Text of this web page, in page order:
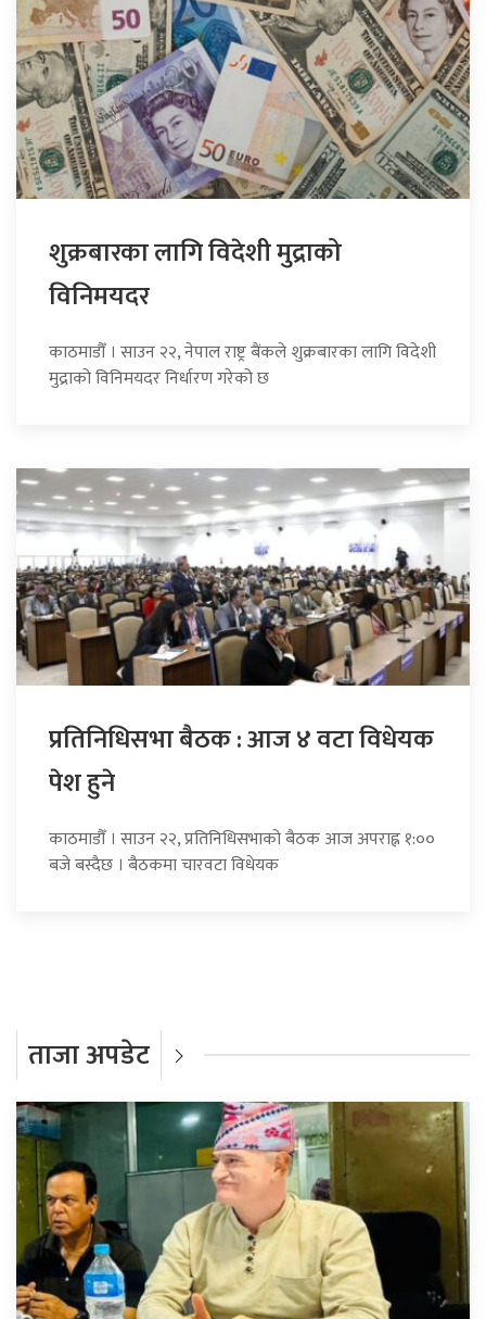
शुक्रबारका लागि विदेशी मुद्राको
विनिमयदर
काठमाडौँ । साउन २२, नेपाल राष्ट्र बैंकले शुक्रबारका लागि विदेशी
मुद्राको विनिमयदर निर्धारण गरेको छ
प्रतिनिधिसभा बैठक : आज ४ वटा विधेयक
पेश हुने
काठमाडौँ । साउन २२, प्रतिनिधिसभाको बैठक आज अपराह्न १:००
बजे बस्दैछ । बैठकमा चारवटा विधेयक
ताजा अपडेट